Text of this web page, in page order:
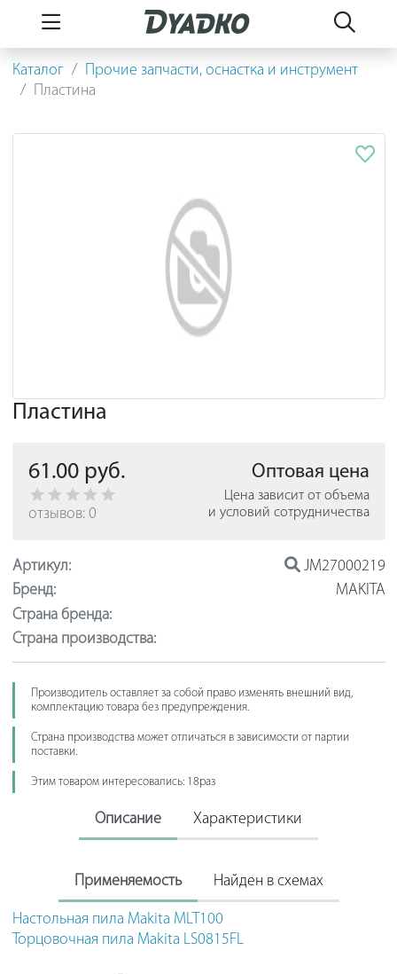
Каталог
Прочие запчасти, оснастка и инструмент
Пластина
Пластина
61.00 руб.
отзывов: 0
Оптовая цена
Цена зависит от объема
и условий сотрудничества
Артикул:
JM27000219
Бренд:
MAKITA
Страна бренда:
Страна производства:
Производитель оставляет за собой право изменять внешний вид,
комплектацию товара без предупреждения.
Страна производства может отличаться в зависимости от партии
поставки.
Этим товаром интересовались: 18раз
Описание Характеристики
Применяемость Найден в схемах
Настольная пила Makita MLT100
Торцовочная пила Makita LS0815FL